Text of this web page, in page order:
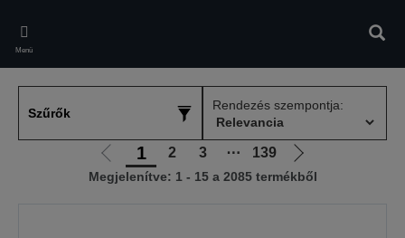
main
content
Menü
Szűrők
Rendezés szempontja:
Előző
oldalra
1 2 3 ⋯ 139
Következő
oldalra
Megjelenítve: 1 - 15 a 2085 termékből